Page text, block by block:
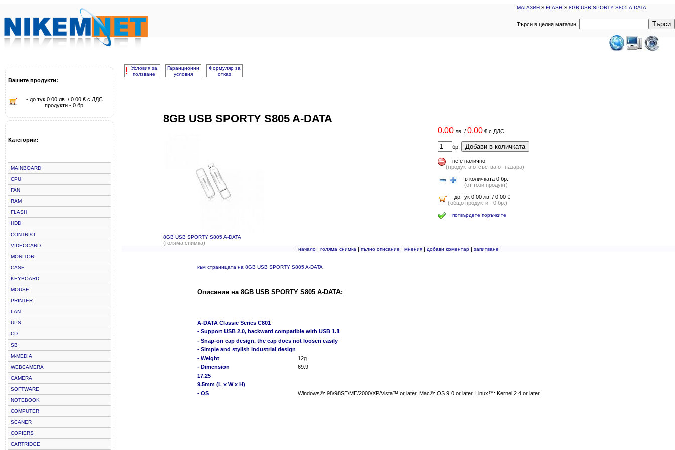
МАГАЗИН » FLASH » 8GB USB SPORTY S805 A-DATA
Търси в целия магазин: Търси
Вашите продукти:
- до тук 0.00 лв. / 0.00 € с ДДС
продукти - 0 бр.
Категории:
MAINBOARD
CPU
FAN
RAM
FLASH
HDD
CONTRI/O
VIDEOCARD
MONITOR
CASE
KEYBOARD
MOUSE
PRINTER
LAN
UPS
CD
SB
M-MEDIA
WEBCAMERA
CAMERA
SOFTWARE
NOTEBOOK
COMPUTER
SCANER
COPIERS
CARTRIDGE
!
Условия за
ползване
Гаранционни
условия
Формуляр за
отказ
8GB USB SPORTY S805 A-DATA
8GB USB SPORTY S805 A-DATA
(голяма снимка)
0.00 лв. / 0.00 €с ДДС
бр. Добави в количката
- не е налично
(продукта отсъства от пазара)
- в количката 0 бр.
(от този продукт)
- до тук 0.00 лв. / 0.00 €
(общо продукти - 0 бр.)
- потвърдете поръчките
| начало| голяма снимка | пълно описание | мнения| добави коментар| запитване |
към страницата на 8GB USB SPORTY S805 A-DATA
Описание на 8GB USB SPORTY S805 A-DATA:
A-DATA Classic Series C801
- Support USB 2.0, backward compatible with USB 1.1
- Snap-on cap design, the cap does not loosen easily
- Simple and stylish industrial design
- Weight
12g
- Dimension
69.9
17.25
9.5mm (L x W x H)
- OS
Windows®: 98/98SE/ME/2000/XP/Vista™ or later, Mac®: OS 9.0 or later, Linux™: Kernel 2.4 or later